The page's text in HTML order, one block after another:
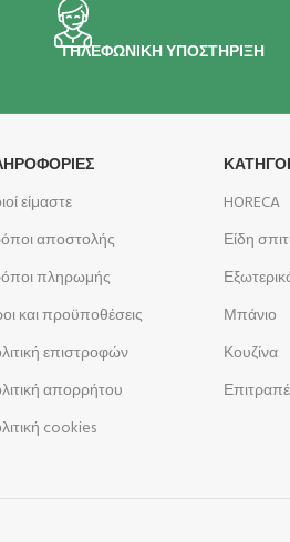
ΤΗΛΕΦΩΝΙΚΗ ΥΠΟΣΤΗΡΙΞΗ
είμαστε
αποστολής
πληρωμής
και προϋποθέσεις
επιστροφών
απορρήτου
cookies
HORECA
Είδη
Μπάνιο
Κουζίνα